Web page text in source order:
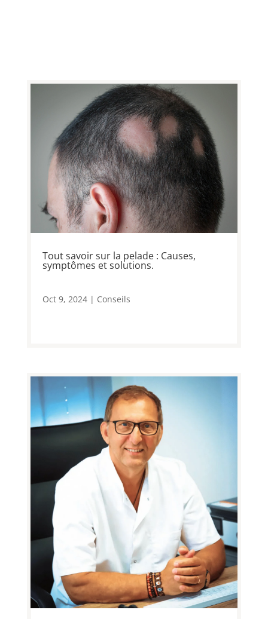
Tout savoir sur la pelade : Causes,
symptômes et solutions.
Oct 9, 2024| Conseils